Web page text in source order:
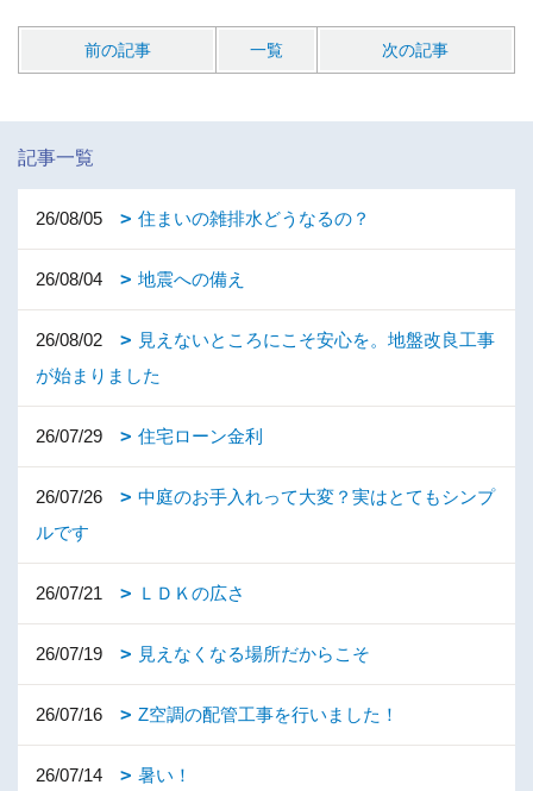
前の記事 一覧 次の記事
記事一覧
26/08/05 住まいの雑排水どうなるの？
26/08/04 地震への備え
26/08/02
見えないところにこそ安心を。地盤改良工事
が始まりました
26/07/29 住宅ローン金利
26/07/26
中庭のお手入れって大変？実はとてもシンプ
ルです
26/07/21 ＬＤＫの広さ
26/07/19 見えなくなる場所だからこそ
26/07/16 Z空調の配管工事を行いました！
26/07/14 暑い！